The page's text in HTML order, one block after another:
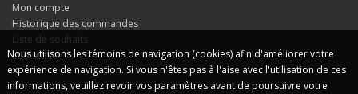
Mon compte
Historique des commandes
Liste de souhaits
Infolettre
Nous utilisons les témoins de navigation (cookies) afin d'améliorer votre
expérience de navigation. Si vous n'êtes pas à l'aise avec l'utilisation de ces
informations, veuillez revoir vos paramètres avant de poursuivre votre